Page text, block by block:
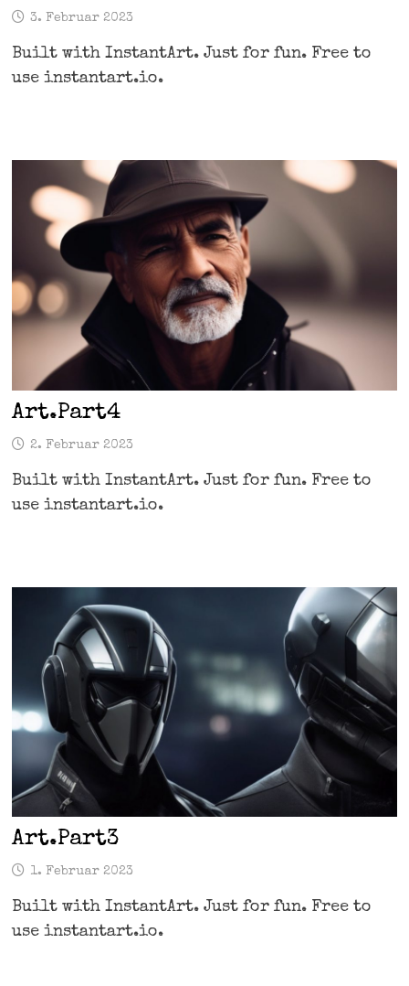
3. Februar 2023
Built with InstantArt. Just for fun. Free to
use instantart.io.
Art.Part4
2. Februar 2023
Built with InstantArt. Just for fun. Free to
use instantart.io.
Art.Part3
1. Februar 2023
Built with InstantArt. Just for fun. Free to
use instantart.io.